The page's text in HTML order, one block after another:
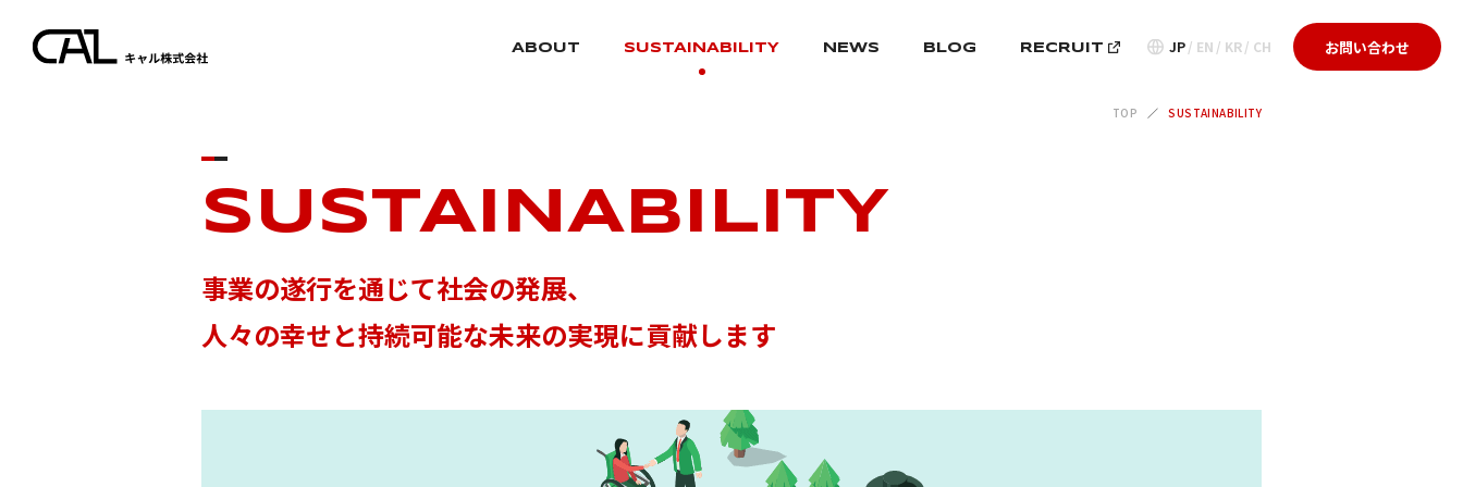
ABOUT SUSTAINABILITY NEWS BLOG RECRUIT お問い合わせ
JP EN KR CH
TOP SUSTAINABILITY
SUSTAINABILITY
事業の遂行を通じて社会の発展、
⼈々の幸せと持続可能な未来の実現に貢献します